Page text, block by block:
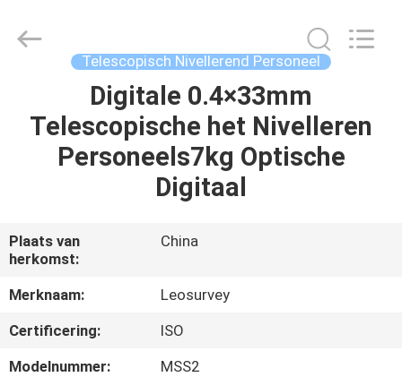
PRODUCTEN
ONS
FABRIEKSREIS
KWALITEITSCONTROLE
Co.,Ltd.
Telescopisch Nivellerend Personeel
Digitale 0.4×33mm
Telescopische het Nivelleren
Personeels7kg Optische
Digitaal
Plaats van
herkomst:
China
Merknaam:
Leosurvey
Certificering:
ISO
Modelnummer:
MSS2